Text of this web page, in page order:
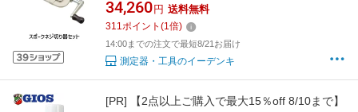
付 BC2.3 #13#14#15 メンテナンス
34,260 円 送料無料
311ポイント (1倍)
14:00までの注文で最短8/21お届け
測定器・工具のイーデンキ
[PR]
【2点以上ご購入で最大15％off 8/10まで】